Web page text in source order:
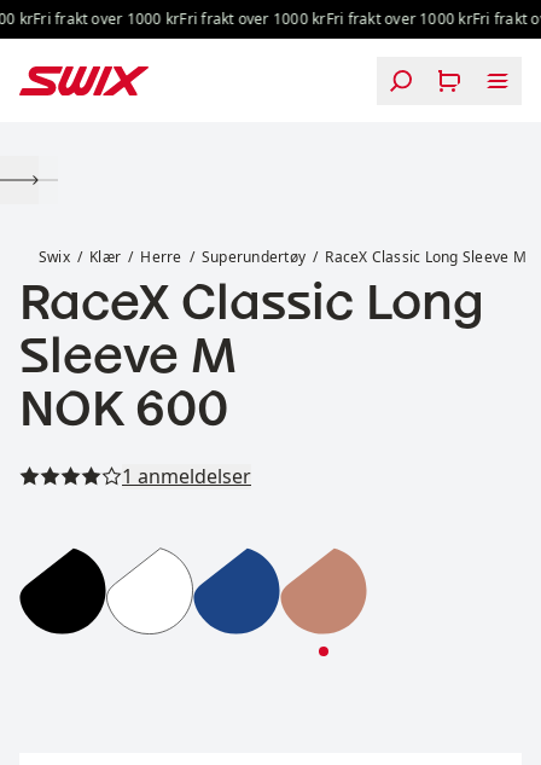
Hopp til innhold
krFri frakt over 1000 krFri frakt over 1000 krFri frakt over 1000 krFri frakt
Swix Klær Herre Superundertøy RaceX Classic Long Sleeve M
RaceX Classic Long
Sleeve M
Pris:
NOK 600
Les alle anmeldelser
1 anmeldelser
RaceX Classic Long Sleeve M
RaceX Classic Long Sleeve M
RaceX Classic Long Sleeve M
RaceX Classic Long